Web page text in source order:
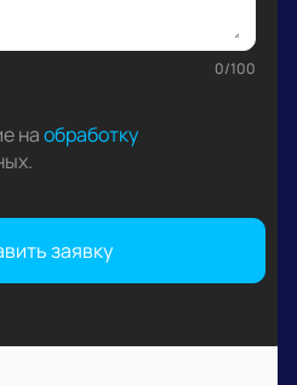
0/100
наобработку
.
заявку